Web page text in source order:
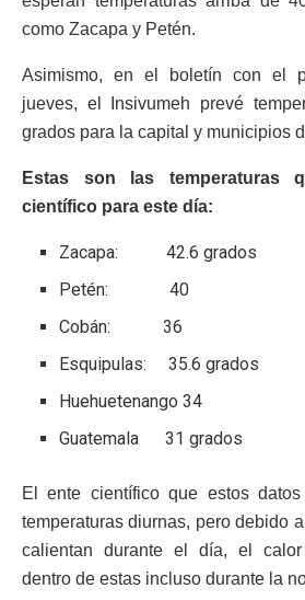
como Zacapa y Petén.
Asimismo, en el boletín con el
jueves, el Insivumeh prevé
grados para la capital y municipios
Estas son las temperaturas
científico para este día:
Zacapa: 42.6 grados
Petén: 40
Cobán: 36
Esquipulas: 35.6 grados
Huehuetenango 34
Guatemala 31 grados
El ente científico que estos
temperaturas diurnas, pero debido
calientan durante el día, el calor
dentro de estas incluso durante la